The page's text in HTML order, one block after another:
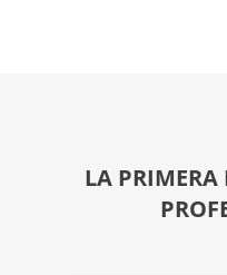
LA PRIMERA